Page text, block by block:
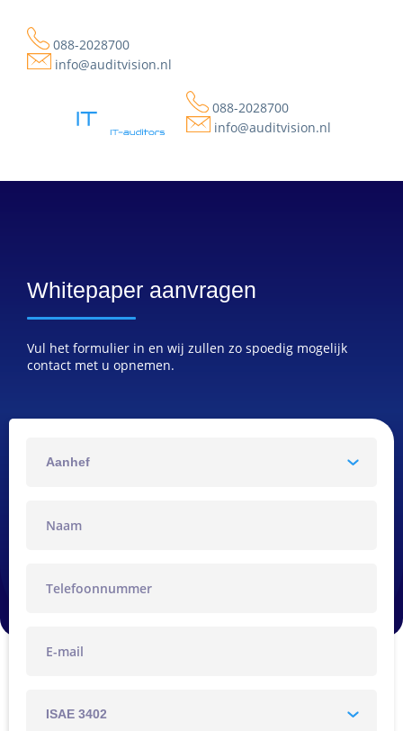
088-2028700
info@auditvision.nl
088-2028700
info@auditvision.nl
Whitepaper aanvragen
Vul het formulier in en wij zullen zo spoedig mogelijk
contact met u opnemen.
mail